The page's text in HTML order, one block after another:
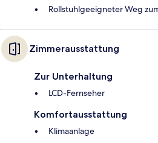
Rollstuhlgeeigneter Weg
Zimmerausstattung
Zur Unterhaltung
LCD-Fernseher
Komfortausstattung
Klimaanlage